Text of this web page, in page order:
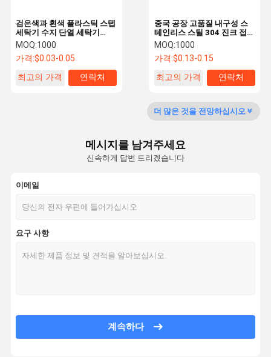
공장 투어 품질 관리 뉴스
트럭 휠 볼트
트럭 휠 너트
휠 스터드
중국 공장 고품질 내구성 스
테인리스 스틸 304 진크 접착
4mm 평면 세탁기 YPH 브랜
드
MOQ:1000
가격:$0.13-0.15
최고의 가격
연락처
검은색과 흰색 플라스틱 스텝
세탁기 수지 단열 세탁기
M2-M16 나사 6mm 두께 일
반 산업용
MOQ:1000
가격:$0.03-0.05
최고의 가격
연락처
더 많은 것을 전망하십시오
메시지를 남겨주세요
신속하게 답변 드리겠습니다
이메일
요구 사항
계속하다